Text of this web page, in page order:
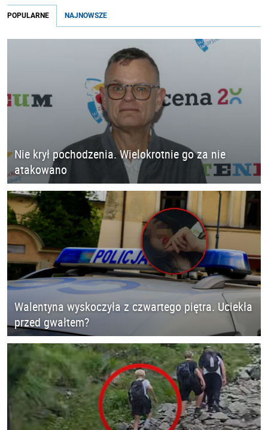
POPULARNE NAJNOWSZE
Nie krył pochodzenia. Wielokrotnie go za nie
atakowano
Walentyna wyskoczyła z czwartego piętra. Uciekła
przed gwałtem?